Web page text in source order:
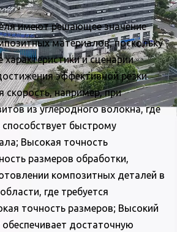
имеют решающее значение
материалов, поскольку
и сценарии
эффективной резки
скорость, например, при
из углеродного волокна, где
быстрому
Высокая точность
размеров обработки,
композитных деталей в
где требуется
точность размеров; Высокий
достаточную